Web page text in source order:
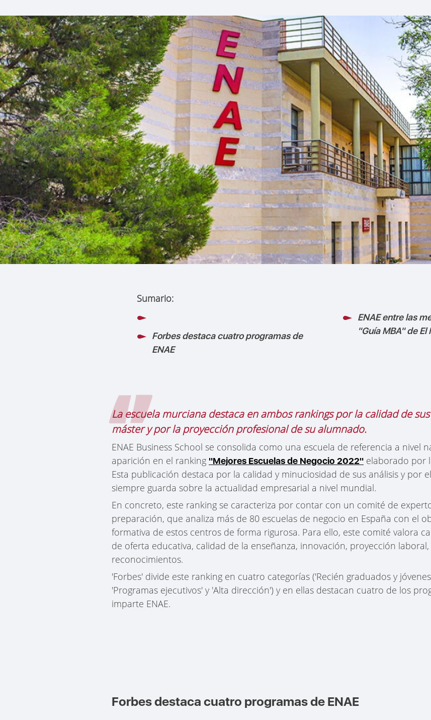
Sumario:
Forbes destaca cuatro programas de
ENAE
ENAE entre las
"Guía MBA" de El
La escuela murciana destaca en ambos rankings por la calidad de
máster y por la proyección profesional de su alumnado.
ENAE Business School se consolida como una escuela de referencia a nivel
aparición en el ranking "Mejores Escuelas de Negocio 2022" elaborado por
Esta publicación destaca por la calidad y minuciosidad de sus análisis y por
siempre guarda sobre la actualidad empresarial a nivel mundial.
En concreto, este ranking se caracteriza por contar con un comité de
preparación, que analiza más de 80 escuelas de negocio en España con el
formativa de estos centros de forma rigurosa. Para ello, este comité valora
de oferta educativa, calidad de la enseñanza, innovación, proyección
reconocimientos.
'Forbes' divide este ranking en cuatro categorías ('Recién graduados y
'Programas ejecutivos' y 'Alta dirección') y en ellas destacan cuatro de los
imparte ENAE.
Forbes destaca cuatro programas de ENAE